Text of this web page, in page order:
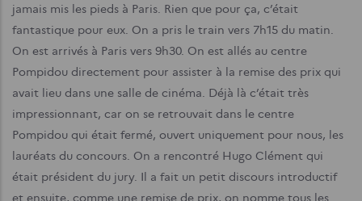
jamais mis les pieds à Paris. Rien que pour ça, c’était
fantastique pour eux. On a pris le train vers 7h15 du matin.
On est arrivés à Paris vers 9h30. On est allés au centre
Pompidou directement pour assister à la remise des prix qui
avait lieu dans une salle de cinéma. Déjà là c’était très
impressionnant, car on se retrouvait dans le centre
Pompidou qui était fermé, ouvert uniquement pour nous, les
lauréats du concours. On a rencontré Hugo Clément qui
était président du jury. Il a fait un petit discours introductif
et ensuite, comme une remise de prix, on nomme tous les